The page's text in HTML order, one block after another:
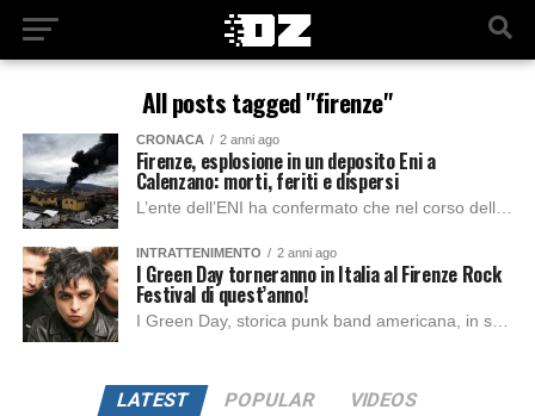
All posts tagged "firenze"
CRONACA 2 anni ago
Firenze, esplosione in un deposito Eni a
Calenzano: morti, feriti e dispersi
INTRATTENIMENTO 2 anni ago
I Green Day torneranno in Italia al Firenze Rock
Festival di quest’anno!
I Green Day, storica punk band americana, in seguito al successo del loro ultimo disco “Saviors”, rilasciato il 19 gennaio 2024; dopo ben 3 anni aggiunge...
LATEST POPULAR VIDEOS